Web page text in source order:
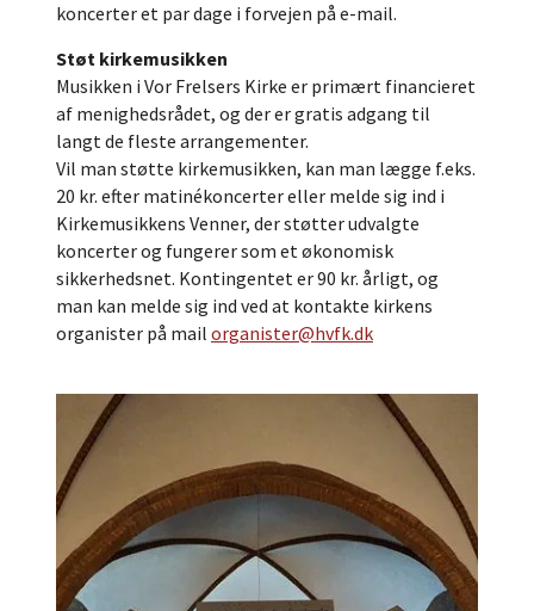
koncerter et par dage i forvejen på e-mail.
Støt kirkemusikken
Musikken i Vor Frelsers Kirke er primært financieret
af menighedsrådet, og der er gratis adgang til
langt de fleste arrangementer.
Vil man støtte kirkemusikken, kan man lægge f.eks.
20 kr. efter matinékoncerter eller melde sig ind i
Kirkemusikkens Venner, der støtter udvalgte
koncerter og fungerer som et økonomisk
sikkerhedsnet. Kontingentet er 90 kr. årligt, og
man kan melde sig ind ved at kontakte kirkens
organister på mail organister@hvfk.dk